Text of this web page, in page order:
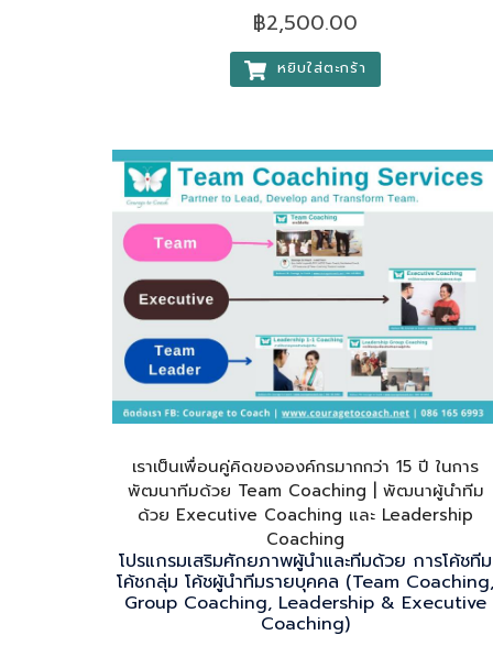
฿2,500.00
หยิบใส่ตะกร้า
เราเป็นเพื่อนคู่คิดขององค์กรมากกว่า 15 ปี ในการ
พัฒนาทีมด้วย Team Coaching | พัฒนาผู้นำทีม
ด้วย Executive Coaching และ Leadership
Coaching
โปรแกรมเสริมศักยภาพผู้นำและทีมด้วย การโค้ชทีม
โค้ชกลุ่ม โค้ชผู้นำทีมรายบุคคล (Team
Group Coaching, Leadership & Executive
Coaching)